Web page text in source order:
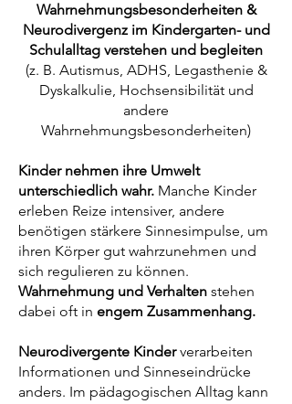
Wahrnehmungsbesonderheiten &
Neurodivergenz im Kindergarten- und
Schulalltag verstehen und begleiten
(z. B. Autismus, ADHS, Legasthenie &
Dyskalkulie, Hochsensibilität und
andere
Wahrnehmungsbesonderheiten)
Kinder nehmen ihre Umwelt
unterschiedlich wahr. Manche Kinder
erleben Reize intensiver, andere
benötigen stärkere Sinnesimpulse, um
ihren Körper gut wahrzunehmen und
sich regulieren zu können.
Wahrnehmung und Verhalten stehen
dabei oft in engem Zusammenhang.
Neurodivergente Kinderverarbeiten
Informationen und Sinneseindrücke
anders. Im pädagogischen Alltag kann